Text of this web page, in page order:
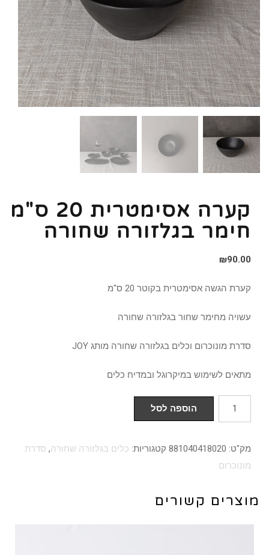
קערה אסימטרית 20 ס"מ
חימר בגלזורה שחורה
₪90.00
קערת הגשה אסימטרית בקוטר 20 ס"מ
עשויה מחימר שחור בגלזורה שחורה
סדרת מונוכרום וכלים בגלזורה שחורה מותג JOY
מתאים לשימוש במיקרוגל ובמדיח כלים
כמות
של
אסימטרית
20
חימר
הוספה לסל
מק"ט: 881040418020 קטגוריות: כלים בגלזורה שחורה, סדרת
מונוכרום
מוצרים קשורים